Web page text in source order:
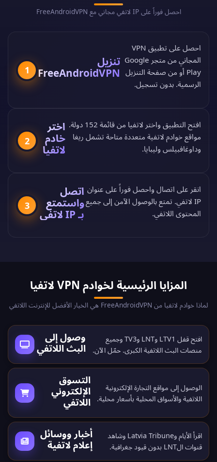
احصل فوراً على IP لاتفي مجاني مع FreeAndroidVPN
1
تنزيل
FreeAndroidVPN
احصل على تطبيق VPN
المجاني من
متجر Google
Play أو من صفحة التنزيل
الرسمية. بدون تسجيل.
2
اختر
خادم
لاتفيا
افتح التطبيق واختر لاتفيا من قائمة 152 دولة
.
مواقع خوادم لاتفية متعددة متاحة تشمل ريغا
وداوغافبيلس وليبايا.
3
اتصل
واستمتع
بـ IP لاتفي
انقر على اتصال واحصل فوراً على عنوان
IP لاتفي. تمتع بالوصول الآمن إلى جميع
المحتوى اللاتفي.
المزايا الرئيسية لخوادم VPN لاتفيا
لماذا خوادم لاتفيا من FreeAndroidVPN هي الخيار الأفضل للإنترنت اللاتفي
وصول إلى
البث اللاتفي
افتح قفل LTV1 وLNT وTV3 وجميع
منصات البث اللاتفية الكبرى. حمّل الآن.
التسوق
الإلكتروني
اللاتفي
الوصول إلى مواقع التجارة الإلكترونية
اللاتفية والأسواق المحلية بأسعار محلية.
أخبار ووسائل
إعلام لاتفية
اقرأ الأيام وLatvia Tribune وشاهد
قنوات الLNT بدون قيود جغرافية.